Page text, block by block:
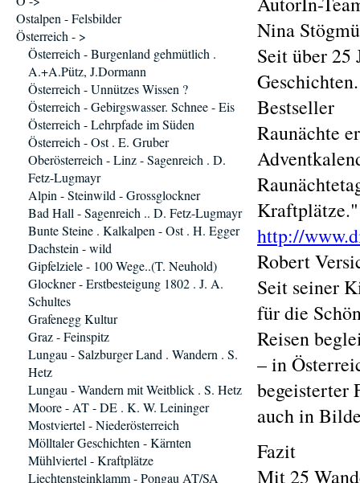
Nina
Seit über 25
Bestseller
Raunächte
http://
Robert
Seit seiner
für die
Reisen
– in
begeisterter
auch in
Fazit
Mit 25
Ostalpen - Felsbilder
Österreich - >
Österreich - Burgenland gehmütlich .
A.+A.Pütz, J.Dormann
Österreich - Unnützes Wissen ?
Österreich - Gebirgswasser. Schnee - Eis
Österreich - Lehrpfade im Süden
Österreich - Ost . E. Gruber
Oberösterreich - Linz - Sagenreich . D.
Fetz-Lugmayr
Alpin - Steinwild - Grossglockner
Bad Hall - Sagenreich .. D. Fetz-Lugmayr
Bunte Steine . Kalkalpen - Ost . H. Egger
Dachstein - wild
Gipfelziele - 100 Wege..(T. Neuhold)
Glockner - Erstbesteigung 1802 . J. A.
Schultes
Grafenegg Kultur
Graz - Feinspitz
Lungau - Salzburger Land . Wandern . S.
Hetz
Lungau - Wandern mit Weitblick . S. Hetz
Moore - AT - DE . K. W. Leininger
Mostviertel - Niederösterreich
Mölltaler Geschichten - Kärnten
Mühlviertel - Kraftplätze
Liechtensteinklamm - Pongau AT/SA